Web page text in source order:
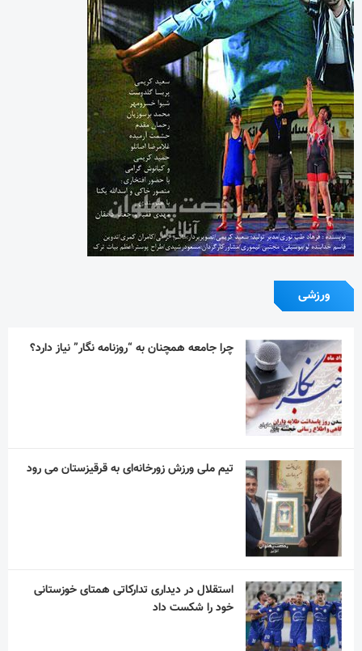
ورزشی
چرا جامعه همچنان به “روزنامه نگار” نیاز دارد؟
تیم ملی ورزش زورخانه‌ای به قرقیزستان می رود
استقلال در دیداری تدارکاتی همتای خوزستانی
خود را شکست داد